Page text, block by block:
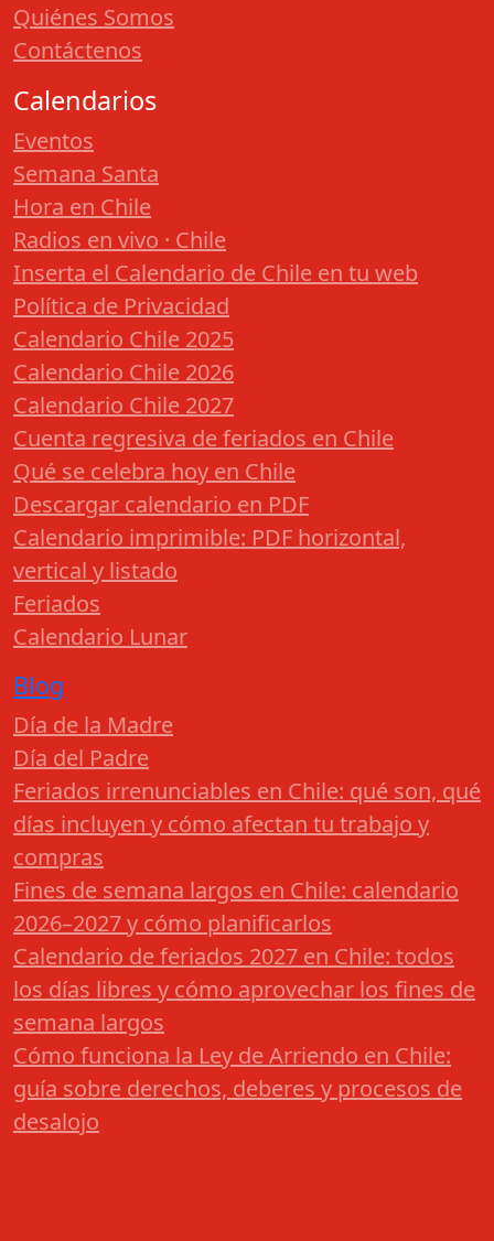
Quiénes Somos
Contáctenos
Calendarios
Eventos
Semana Santa
Hora en Chile
Radios en vivo · Chile
Inserta el Calendario de Chile en tu web
Política de Privacidad
Calendario Chile 2025
Calendario Chile 2026
Calendario Chile 2027
Cuenta regresiva de feriados en Chile
Qué se celebra hoy en Chile
Descargar calendario en PDF
Calendario imprimible: PDF horizontal,
vertical y listado
Feriados
Calendario Lunar
Blog
Día de la Madre
Día del Padre
Feriados irrenunciables en Chile: qué son, qué
días incluyen y cómo afectan tu trabajo y
compras
Fines de semana largos en Chile: calendario
2026–2027 y cómo planificarlos
Calendario de feriados 2027 en Chile: todos
los días libres y cómo aprovechar los fines de
semana largos
Cómo funciona la Ley de Arriendo en Chile:
guía sobre derechos, deberes y procesos de
desalojo